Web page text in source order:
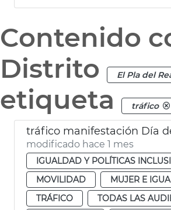
Contenido
Distrito
El Pla del
etiqueta
tráfico
modificado hace 1 mes
IGUALDAD Y POLÍTICAS
MOVILIDAD
MUJER E
TRÁFICO
TODAS LAS